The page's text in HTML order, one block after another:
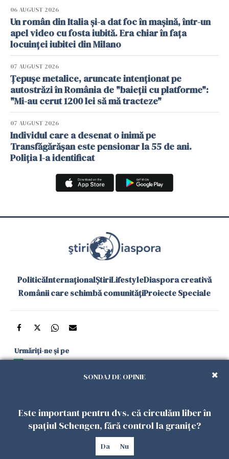
06 AUGUST 2026
Un român din Italia și-a dat foc în mașină, într-un
apel video cu fosta iubită. Era chiar în fața
locuinței iubitei din Milano
07 AUGUST 2026
Țepușe metalice, aruncate intenționat pe
autostrăzi în România de "baieții cu platforme":
"Mi-au cerut 1200 lei să mă tracteze"
07 AUGUST 2026
Individul care a desenat o inimă pe
Transfăgărășan este pensionar la 55 de ani.
Poliția l-a identificat
PoliticăInternaționalȘtiriLifestyleDiaspora creativă
Românii care schimbă comunitățiProiecte Speciale
Urmăriți-ne și pe
și în aplicațiile mobile
Politica de
confidențialitate
Politica
Cookies
Gestionați
Contact
Declarație de
accesibilitate
Copyright 2026. Toate drepturile rezervate.
SONDAJ DE OPINIE
Este important pentru dvs. că circulăm liber în
spațiul Schengen, fără control la granițe?
Da Nu